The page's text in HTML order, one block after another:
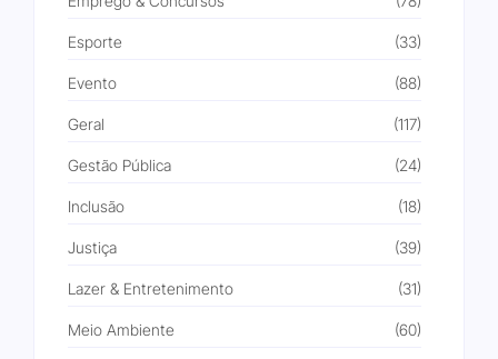
Esporte (33)
Evento (88)
Geral (117)
Gestão Pública (24)
Inclusão (18)
Justiça (39)
Lazer & Entretenimento (31)
Meio Ambiente (60)